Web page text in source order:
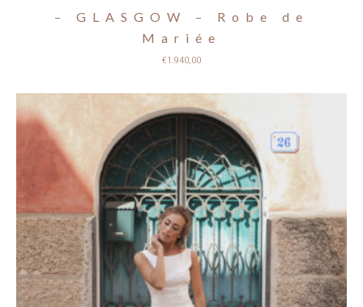
– GLASGOW – Robe de
Mariée
€1.940,00